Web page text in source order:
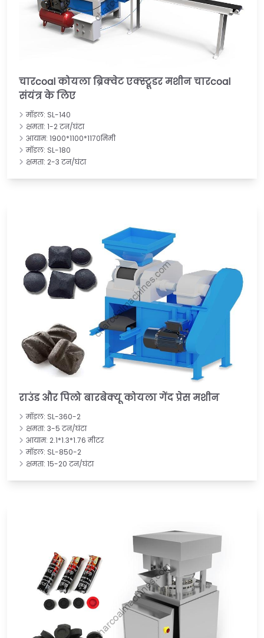
चारcoal कोयला ब्रिक्वेट एक्स्ट्रूडर मशीन चारcoal
संयंत्र के लिए
मॉडल: SL-140
क्षमता: 1-2 टन/घंटा
आयाम: 1900*1100*1170मिमी
मॉडल: SL-180
क्षमता: 2-3 टन/घंटा
राउंड और पिलो बारबेक्यू कोयला गेंद प्रेस मशीन
मॉडल: SL-360-2
क्षमता: 3-5 टन/घंटा
आयाम: 2.1*1.3*1.76 मीटर
मॉडल: SL-850-2
क्षमता: 15-20 टन/घंटा